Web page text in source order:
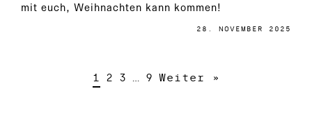
mit euch, Weihnachten kann kommen!
28. NOVEMBER 2025
1 2 3 9 Weiter »